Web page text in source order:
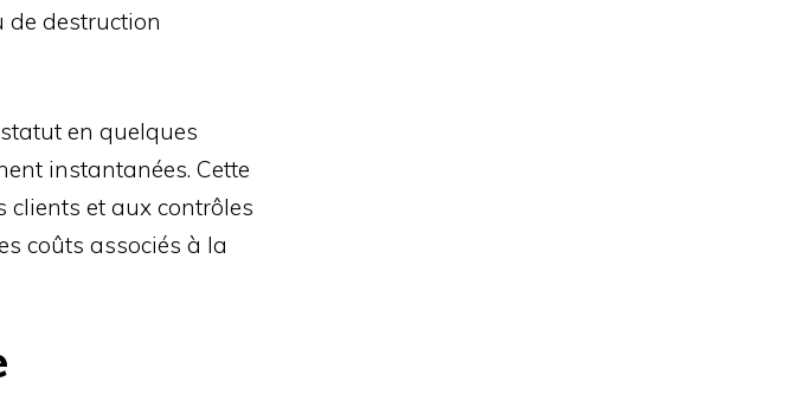
de destruction
en quelques
instantanées. Cette
clients et aux contrôles
coûts associés à la